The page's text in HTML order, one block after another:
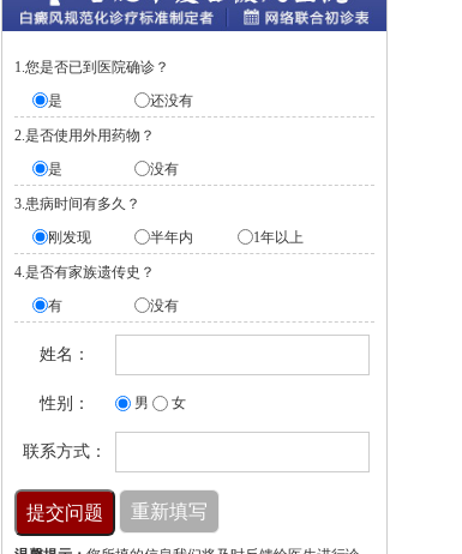
1.您是否已到医院确诊？
是
还没有
2.是否使用外用药物？
是
没有
3.患病时间有多久？
刚发现
半年内 1年以上
4.是否有家族遗传史？
有
没有
姓名：
性别： 男 女
联系方式：